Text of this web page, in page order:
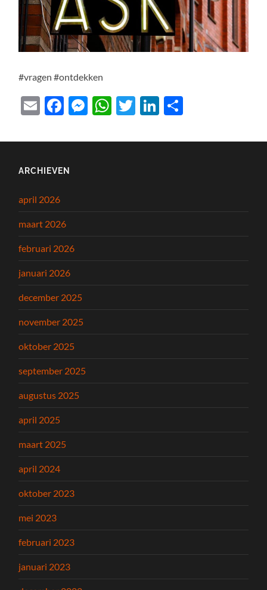
#vragen #ontdekken
EmailFacebook
Messenger
WhatsApp
TwitterLinkedIn
ARCHIEVEN
april 2026
maart 2026
februari 2026
januari 2026
december 2025
november 2025
oktober 2025
september 2025
augustus 2025
april 2025
maart 2025
april 2024
oktober 2023
mei 2023
februari 2023
januari 2023